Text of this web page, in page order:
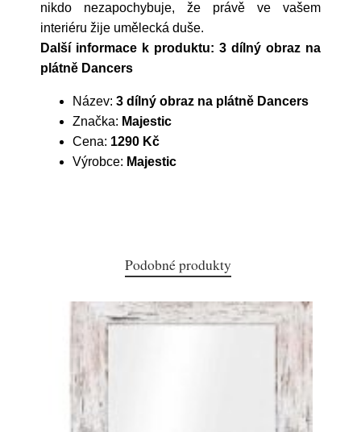
nikdo nezapochybuje, že právě ve vašem
interiéru žije umělecká duše.
Další informace k produktu: 3 dílný obraz na
plátně Dancers
Název: 3 dílný obraz na plátně Dancers
Značka: Majestic
Cena: 1290 Kč
Výrobce: Majestic
Podobné produkty